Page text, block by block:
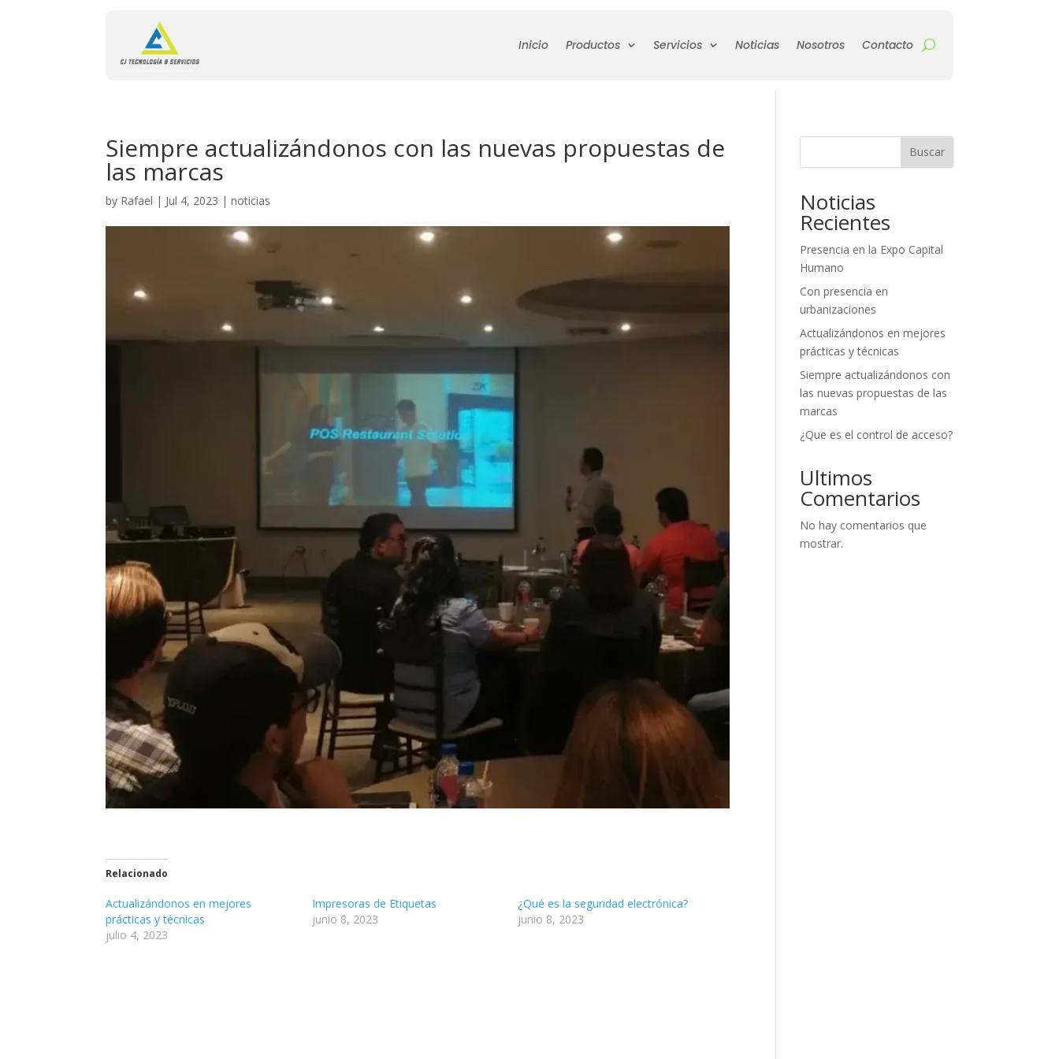
Inicio Productos Servicios Noticias Nosotros Contacto
Siempre actualizándonos con las nuevas propuestas de
las marcas
by Rafael | Jul 4, 2023 |noticias
Relacionado
Actualizándonos en mejores
prácticas y técnicas
julio 4, 2023
Impresoras de Etiquetas
junio 8, 2023
¿Qué es la seguridad electrónica?
junio 8, 2023
Buscar
Noticias
Recientes
Presencia en la Expo Capital
Humano
Con presencia en
urbanizaciones
Actualizándonos en mejores
prácticas y técnicas
Siempre actualizándonos con
las nuevas propuestas de las
marcas
¿Que es el control de acceso?
Ultimos
Comentarios
No hay comentarios que
mostrar.